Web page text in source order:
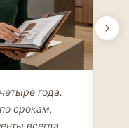
года.
срокам,
всегда